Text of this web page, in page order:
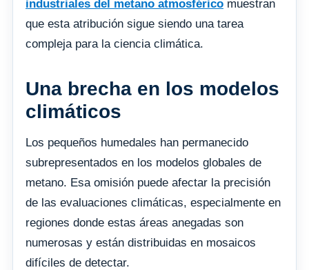
industriales del metano atmosférico muestran
que esta atribución sigue siendo una tarea
compleja para la ciencia climática.
Una brecha en los modelos
climáticos
Los pequeños humedales han permanecido
subrepresentados en los modelos globales de
metano. Esa omisión puede afectar la precisión
de las evaluaciones climáticas, especialmente en
regiones donde estas áreas anegadas son
numerosas y están distribuidas en mosaicos
difíciles de detectar.